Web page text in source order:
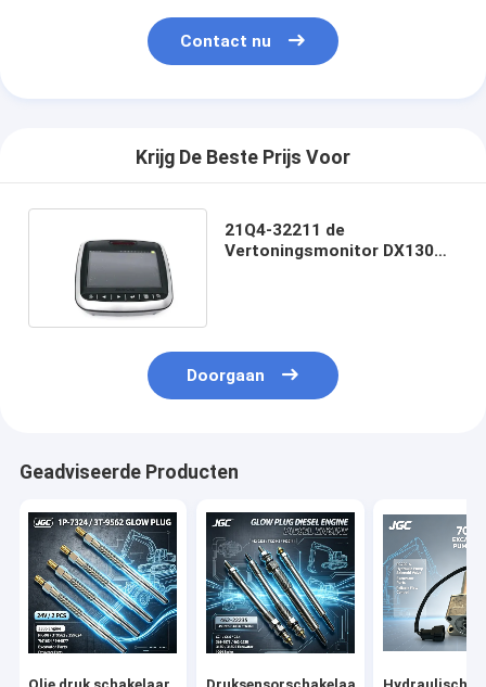
Contact nu
Krijg De Beste Prijs Voor
21Q4-32211 de
Vertoningsmonitor DX130
Doorgaan
Geadviseerde Producten